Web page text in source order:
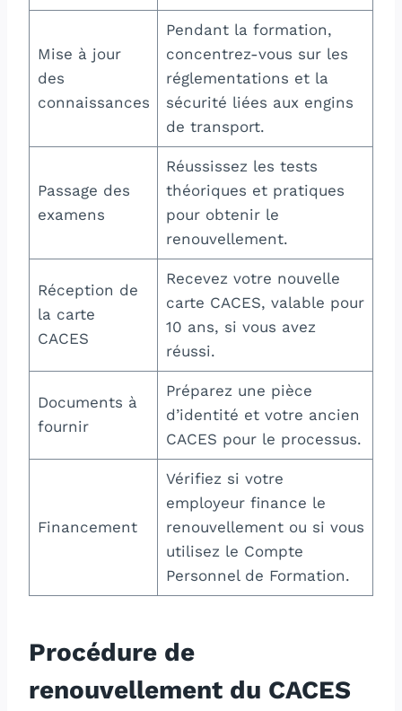
Mise à jour
des
connaissances
Pendant la formation,
concentrez-vous sur les
réglementations et la
sécurité liées aux engins
de transport.
Passage des
examens
Réussissez les tests
théoriques et pratiques
pour obtenir le
renouvellement.
Réception de
la carte
CACES
Recevez votre nouvelle
carte CACES, valable pour
10 ans, si vous avez
réussi.
Documents à
fournir
Préparez une pièce
d’identité et votre ancien
CACES pour le processus.
Financement
Vérifiez si votre
employeur finance le
renouvellement ou si vous
utilisez le Compte
Personnel de Formation.
Procédure de
renouvellement du CACES